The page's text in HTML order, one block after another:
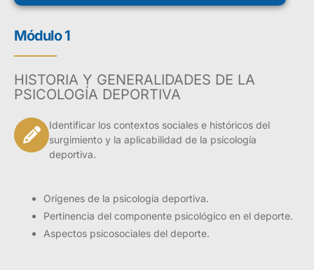
Módulo 1
HISTORIA Y GENERALIDADES DE LA
PSICOLOGÍA DEPORTIVA
Identificar los contextos sociales e históricos del
surgimiento y la aplicabilidad de la psicología
deportiva.
Orígenes de la psicología deportiva.
Pertinencia del componente psicológico en el deporte.
Aspectos psicosociales del deporte.